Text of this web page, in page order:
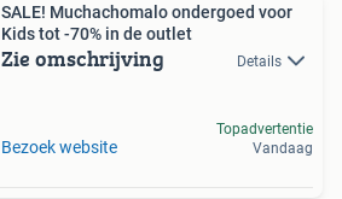
SALE! Muchachomalo ondergoed voor
Kids tot -70% in de outlet
Zie omschrijving Details
Bezoek website
Topadvertentie
Vandaag